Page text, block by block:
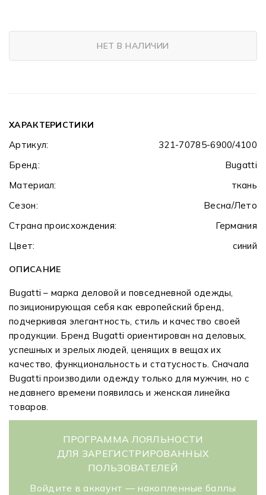
НЕТ В НАЛИЧИИ
ХАРАКТЕРИСТИКИ
Артикул:
321-70785-6900/4100
Бренд:
Bugatti
Материал:
ткань
Сезон:
Весна/Лето
Страна происхождения:
Германия
Цвет:
синий
ОПИСАНИЕ
Bugatti – марка деловой и повседневной одежды,
позиционирующая себя как европейский бренд,
подчеркивая элегантность, стиль и качество своей
продукции. Бренд Bugatti ориентирован на деловых,
успешных и зрелых людей, ценящих в вещах их
качество, функциональность и статусность. Сначала
Bugatti производили одежду только для мужчин, но с
недавнего времени появилась и женская линейка
товаров.
ПРОГРАММА ЛОЯЛЬНОСТИ
ДЛЯ ЗАРЕГИСТРИРОВАННЫХ
ПОЛЬЗОВАТЕЛЕЙ
Войдите в аккаунт — накопленные баллы